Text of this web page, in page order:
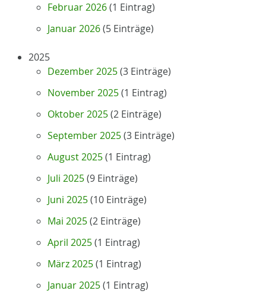
Februar 2026(1 Eintrag)
Januar 2026(5 Einträge)
2025
Dezember 2025(3 Einträge)
November 2025(1 Eintrag)
Oktober 2025(2 Einträge)
September 2025(3 Einträge)
August 2025(1 Eintrag)
Juli 2025(9 Einträge)
Juni 2025(10 Einträge)
Mai 2025(2 Einträge)
April 2025(1 Eintrag)
März 2025(1 Eintrag)
Januar 2025(1 Eintrag)